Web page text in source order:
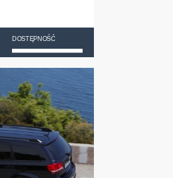
DOSTĘPNOŚĆ